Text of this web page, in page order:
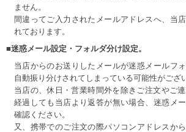
ません。
間違ってご入力されたメールアドレスへ、当
れております。
■迷惑メール設定・フォルダ分け設定。
当店からのお送りしたメールが迷惑メールフ
自動振り分けされてしまっている可能性がござ
当店の、休日・営業時間外を除きご注文やご
経過しても当店より返答が無い場合、迷惑メ
確認ください。
又、携帯でのご注文の際パソコンアドレスか